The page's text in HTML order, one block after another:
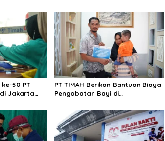
ke-50 PT
di Jakarta
Kesehatan
PT TIMAH Berikan Bantuan Biaya
Pengobatan Bayi di